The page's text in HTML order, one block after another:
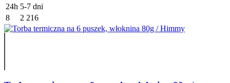
24h 5-7 dni
8
2 216